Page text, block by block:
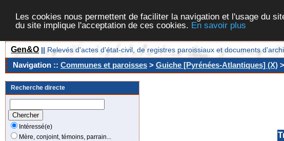
Les cookies nous permettent de faciliter la navigation et l'usage du
du site implique l'acceptation de ces cookies. En savoir plus
Gen&O || Relevés d'actes d'état-civil, de registres paroissiaux et documents
Navigation :: Communes et paroisses > Guiche [Pyrénées-Atlantiques] (X)
Recherche directe
Intéressé(e)
Mère, conjoint, témoins, parrain...